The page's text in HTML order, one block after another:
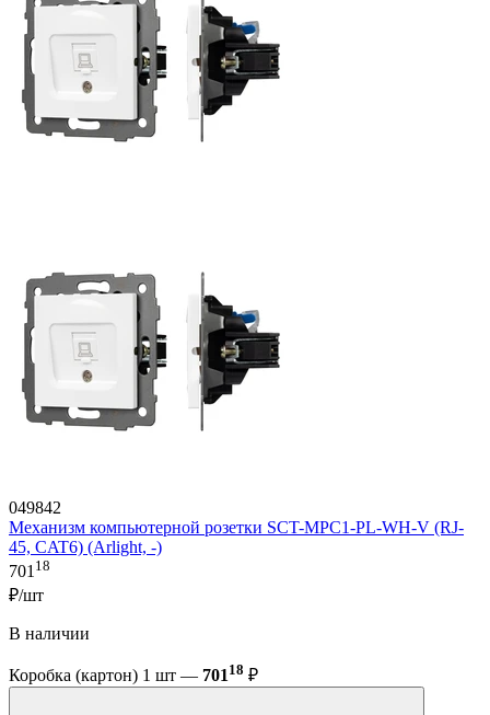
049842
Механизм компьютерной розетки SCT-MPC1-PL-WH-V (RJ-
45, CAT6) (Arlight, -)
70118
₽/шт
В наличии
Коробка (картон) 1 шт — 701 18 ₽